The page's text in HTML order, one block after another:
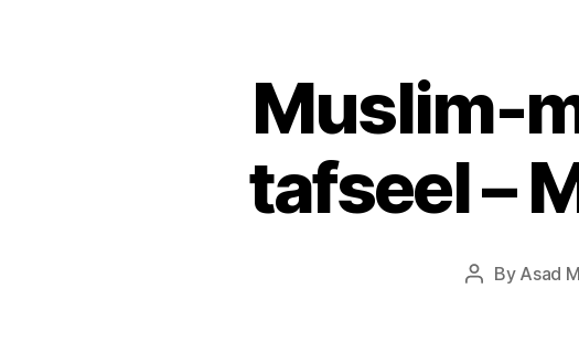
Muslim-
tafseel –
Post
By Asad